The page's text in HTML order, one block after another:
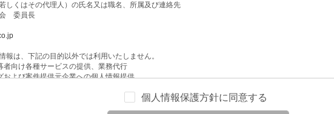
しくはその代理人）の氏名又は職名、所属及び連絡先
会 委員長
報は、下記の目的以外では利用いたしません。
者向け各種サービスの提供、業務代行
および案件提供元企業への個人情報提供
個人情報保護方針に同意する